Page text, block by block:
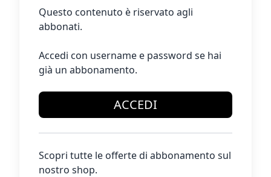
Questo contenuto è riservato agli
abbonati.
Accedi con username e password se hai
già un abbonamento.
ACCEDI
Scopri tutte le offerte di abbonamento sul
nostro shop.